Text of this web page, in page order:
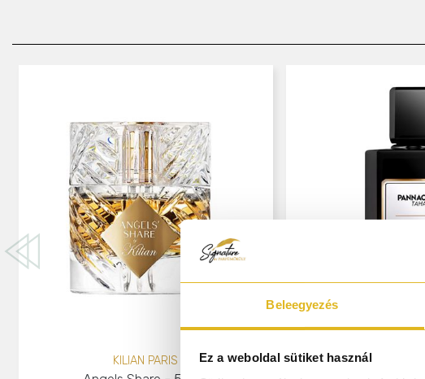
Beleegyezés
Ez a weboldal sütiket használ
KILIAN PARIS